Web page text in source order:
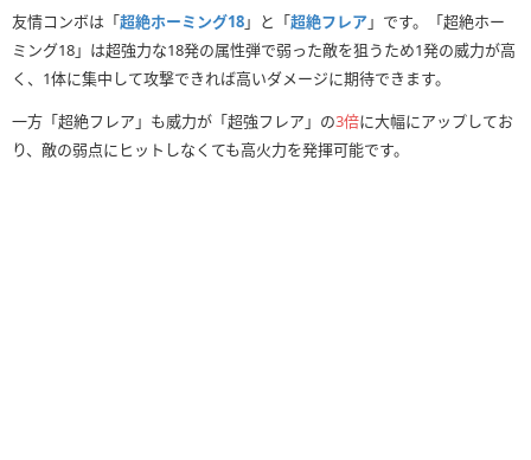
友情コンボは「超絶ホーミング18」と「超絶フレア」です。「超絶ホー
ミング18」は超強力な18発の属性弾で弱った敵を狙うため1発の威力が高
く、1体に集中して攻撃できれば高いダメージに期待できます。
一方「超絶フレア」も威力が「超強フレア」の3倍に大幅にアップしてお
り、敵の弱点にヒットしなくても高火力を発揮可能です。